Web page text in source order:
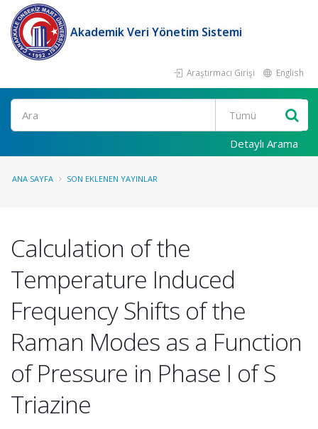
Akademik Veri Yönetim Sistemi
Araştırmacı Girişi English
Ara
Detaylı Arama
ANA SAYFA SON EKLENEN YAYINLAR
Calculation of the
Temperature Induced
Frequency Shifts of the
Raman Modes as a Function
of Pressure in Phase I of S
Triazine